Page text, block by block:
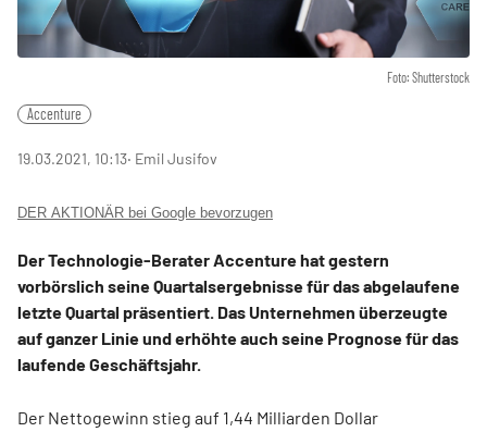
Foto: Shutterstock
Accenture
19.03.2021, 10:13‧ Emil Jusifov
DER AKTIONÄR bei Google bevorzugen
Der Technologie-Berater Accenture hat gestern
vorbörslich seine Quartalsergebnisse für das abgelaufene
letzte Quartal präsentiert. Das Unternehmen überzeugte
auf ganzer Linie und erhöhte auch seine Prognose für das
laufende Geschäftsjahr.
Der Nettogewinn stieg auf 1,44 Milliarden Dollar